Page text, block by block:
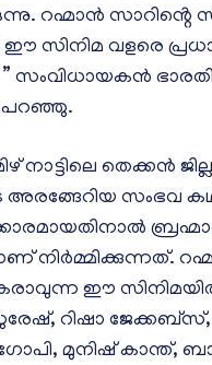
റഹ്മാൻ സാറിൻ്റെ
സിനിമ വളരെ
” സംവിധായകൻ ഭാരതി
നാട്ടിലെ തെക്കൻ
അരങ്ങേറിയ സംഭവ
നിർമ്മിക്കുന്നത്.
ഈ
റിഷാ
മുനിഷ് കാന്ത്,